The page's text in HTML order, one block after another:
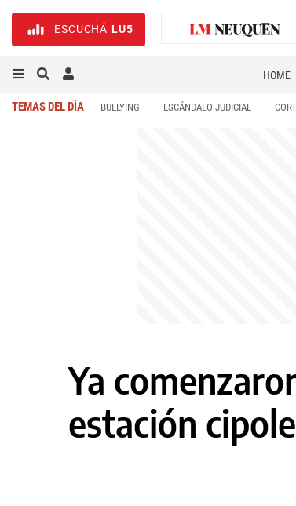
ESCUCHÁ LU5
HOME
TEMAS DEL DÍA BULLYING ESCÁNDALO JUDICIAL
Ya
estación